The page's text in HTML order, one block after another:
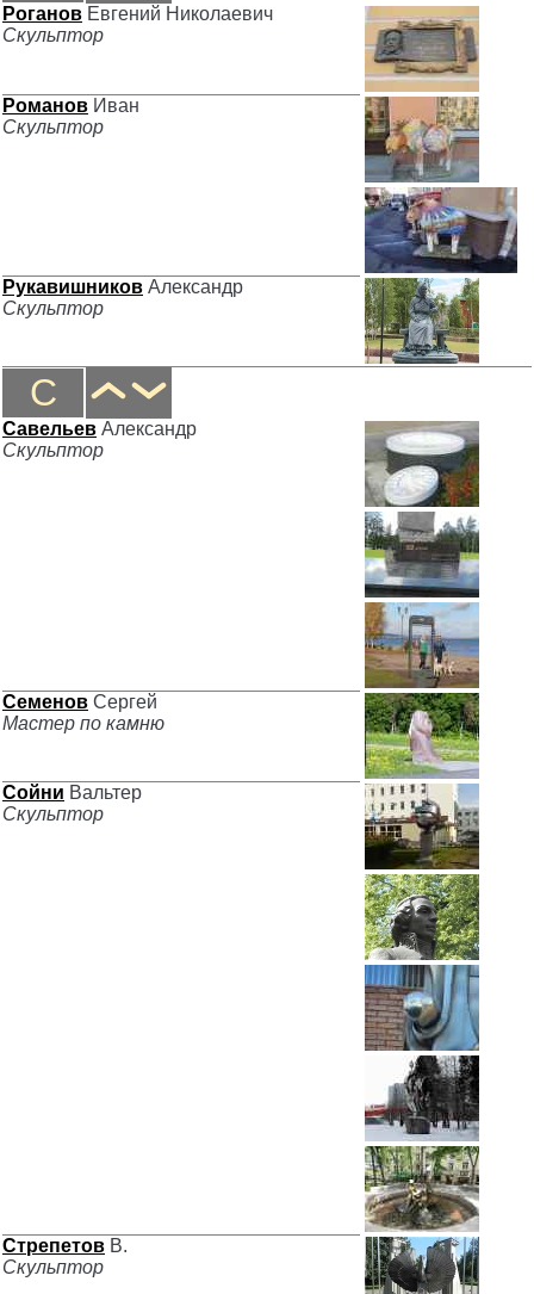
Роганов Евгений Николаевич
Скульптор
Романов Иван
Скульптор
Рукавишников Александр
Скульптор
С
Савельев Александр
Скульптор
Семенов Сергей
Мастер по камню
Сойни Вальтер
Скульптор
Стрепетов В.
Скульптор